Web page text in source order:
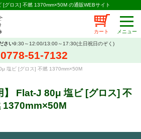
[グロス] 不燃 1370mm×50M の通販WEBサイト
カート
さい9:30～12:00/13:00～17:30(土日祝日のぞく)
0778-51-7132
塩ビ [グロス] 不燃 1370mm×50M
】 Flat-J 80μ 塩ビ [グロス] 不
1370mm×50M